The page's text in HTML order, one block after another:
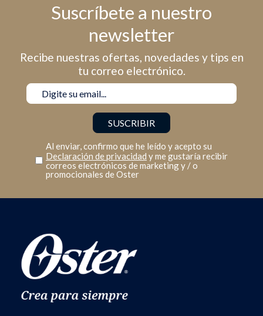
Suscríbete a nuestro
newsletter
Recibe nuestras ofertas, novedades y tips en
tu correo electrónico.
Al enviar, confirmo que he leído y acepto su
Declaración de privacidad y me gustaría recibir
correos electrónicos de marketing y / o
promocionales de Oster